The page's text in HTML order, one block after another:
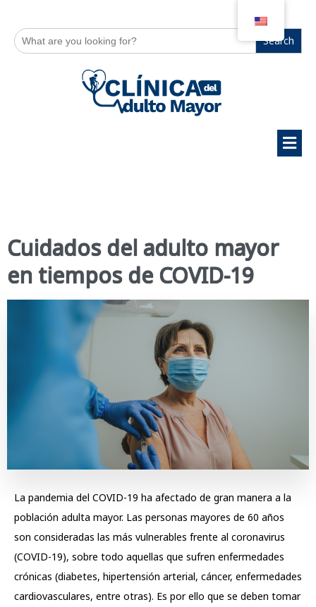
Search
for:
Cuidados del adulto mayor
en tiempos de COVID-19
La pandemia del COVID-19 ha afectado de gran manera a la
población adulta mayor. Las personas mayores de 60 años
son consideradas las más vulnerables frente al coronavirus
(COVID-19), sobre todo aquellas que sufren enfermedades
crónicas (diabetes, hipertensión arterial, cáncer, enfermedades
cardiovasculares, entre otras). Es por ello que se deben tomar